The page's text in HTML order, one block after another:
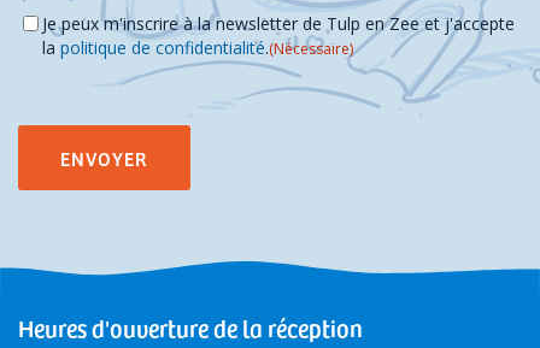
Instemming (Nécessaire)
Je peux m'inscrire à la newsletter de Tulp en Zee et j'accepte
la politique de confidentialité.(Nécessaire)
Heures d'ouverture de la réception